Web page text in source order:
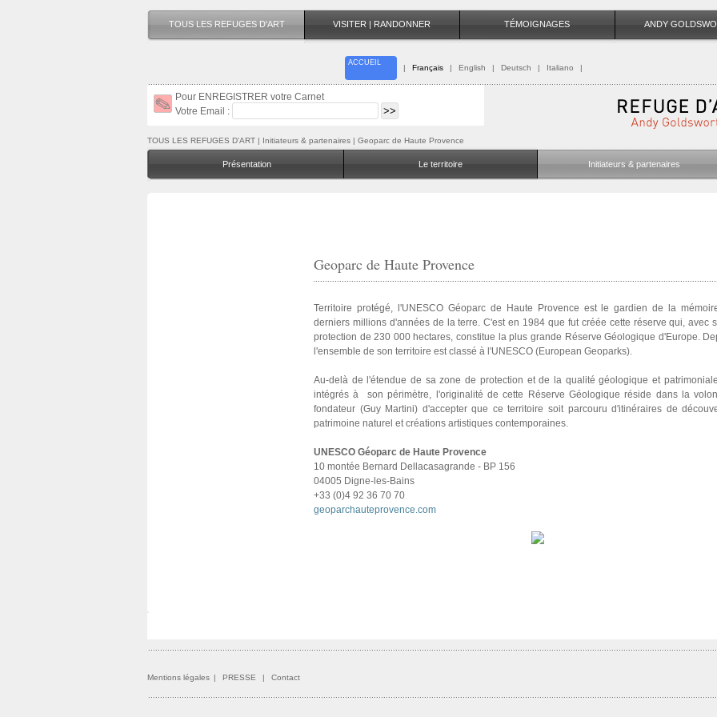
TOUS LES REFUGES D'ART VISITER | RANDONNER TÉMOIGNAGES ANDY
ACCUEIL
| Français | English | Deutsch | Italiano |
Pour ENREGISTRER votre Carnet
Votre Email :
TOUS LES REFUGES D'ART| Initiateurs & partenaires | Geoparc de Haute Provence
Présentation Le territoire Initiateurs & partenaires
Geoparc de Haute Provence
Territoire protégé, l'UNESCO Géoparc de Haute Provence est le gardien de la
derniers millions d'années de la terre. C'est en 1984 que fut créée cette réserve qui, avec
protection de 230 000 hectares, constitue la plus grande Réserve Géologique d'Europe.
l'ensemble de son territoire est classé à l'UNESCO (European Geoparks).
Au-delà de l'étendue de sa zone de protection et de la qualité géologique et
intégrés à son périmètre, l'originalité de cette Réserve Géologique réside dans la
fondateur (Guy Martini) d'accepter que ce territoire soit parcouru d'itinéraires de
patrimoine naturel et créations artistiques contemporaines.
UNESCO Géoparc de Haute Provence
10 montée Bernard Dellacasagrande - BP 156
04005 Digne-les-Bains
+33 (0)4 92 36 70 70
geoparchauteprovence.com
Mentions légales | PRESSE | Contact